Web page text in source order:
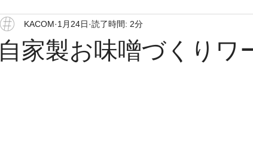
自家製お味噌づくりワ
KACOM 1月24日 読了時間: 2分